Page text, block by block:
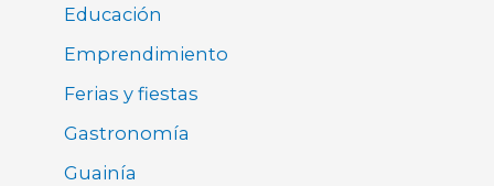
Educación
Emprendimiento
Ferias y fiestas
Gastronomía
Guainía